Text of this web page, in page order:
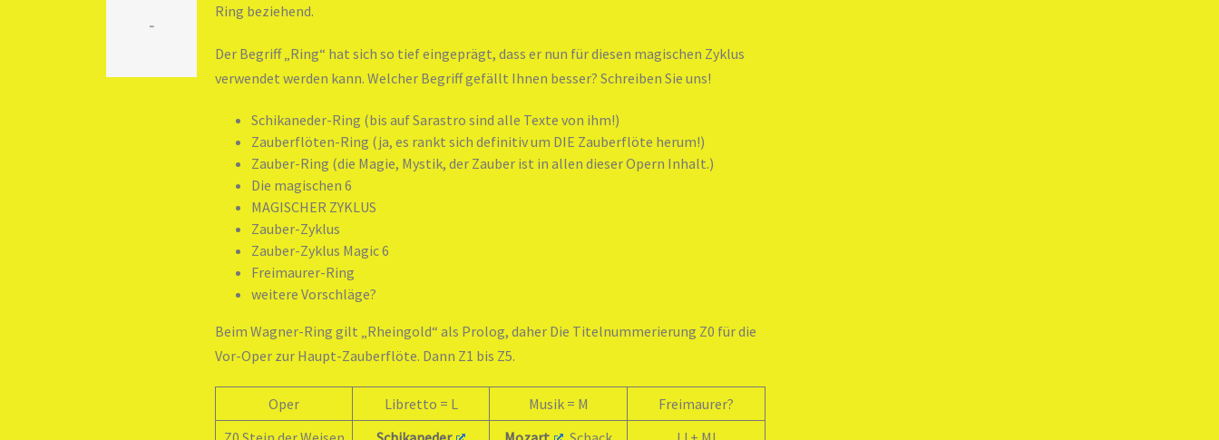
-
Ring beziehend.
Der Begriff „Ring“ hat sich so tief eingeprägt, dass er nun für diesen magischen Zyklus
verwendet werden kann. Welcher Begriff gefällt Ihnen besser? Schreiben Sie uns!
Schikaneder-Ring (bis auf Sarastro sind alle Texte von ihm!)
Zauberflöten-Ring (ja, es rankt sich definitiv um DIE Zauberflöte herum!)
Zauber-Ring (die Magie, Mystik, der Zauber ist in allen dieser Opern Inhalt.)
Die magischen 6
MAGISCHER ZYKLUS
Zauber-Zyklus
Zauber-Zyklus Magic 6
Freimaurer-Ring
weitere Vorschläge?
Beim Wagner-Ring gilt „Rheingold“ als Prolog, daher Die Titelnummerierung Z0 für die
Vor-Oper zur Haupt-Zauberflöte. Dann Z1 bis Z5.
Oper Libretto = L Musik = M
Freimaurer?